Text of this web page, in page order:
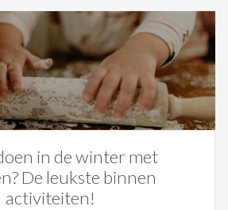
in de winter met
De leukste binnen
activiteiten!